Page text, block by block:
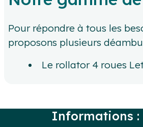
Pour répondre à tous les
proposons plusieurs
Le rollator 4 roues
Informations :